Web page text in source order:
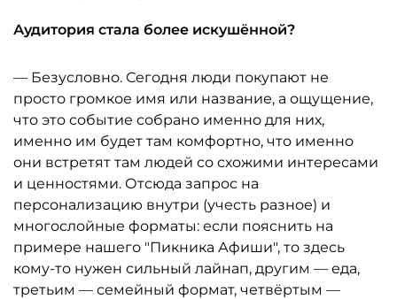
Аудитория стала более искушённой?
— Безусловно. Сегодня люди покупают не
просто громкое имя или название, а ощущение,
что это событие собрано именно для них,
именно им будет там комфортно, что именно
они встретят там людей со схожими интересами
и ценностями. Отсюда запрос на
персонализацию внутри (учесть разное) и
многослойные форматы: если пояснить на
примере нашего "Пикника Афиши", то здесь
кому-то нужен сильный лайнап, другим — еда,
третьим — семейный формат, четвёртым —